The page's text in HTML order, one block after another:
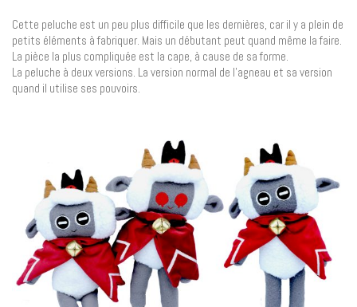
Cette peluche est un peu plus difficile que les dernières, car il y a plein de
petits éléments à fabriquer. Mais un débutant peut quand même la faire.
La pièce la plus compliquée est la cape, à cause de sa forme.
La peluche à deux versions. La version normal de l’agneau et sa version
quand il utilise ses pouvoirs.